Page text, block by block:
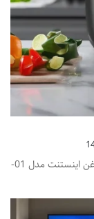
نقد و بررسی جامع سرخ کن بدون روغن اینستنت مدل 01-